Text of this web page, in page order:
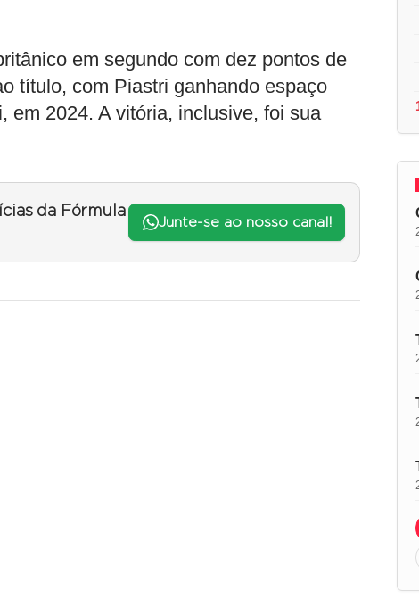
em segundo com dez pontos de
título, com Piastri ganhando espaço
em 2024. A vitória, inclusive, foi sua
da Fórmula
Junte-se ao nosso canal!